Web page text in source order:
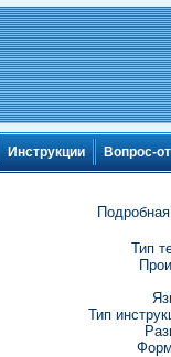
Инструкции Вопрос-
Тип
Тип